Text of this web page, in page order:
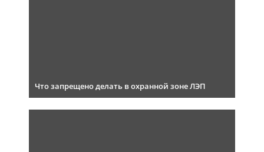
Что запрещено делать в охранной зоне ЛЭП